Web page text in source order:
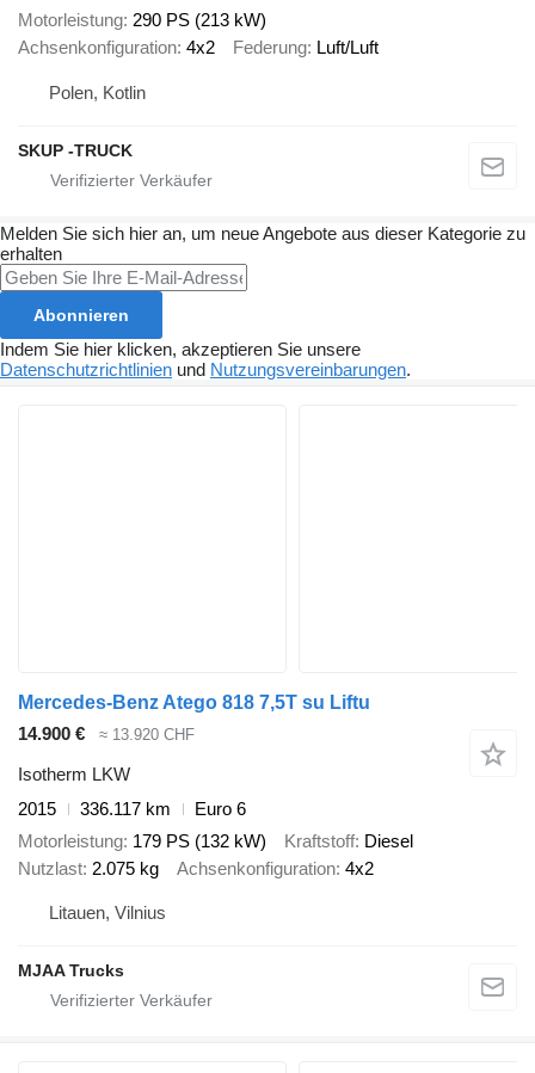
Motorleistung 290 PS (213 kW)
Achsenkonfiguration 4x2 Federung Luft/Luft
Polen, Kotlin
SKUP -TRUCK
Melden Sie sich hier an, um neue Angebote aus dieser Kategorie zu
erhalten
Abonnieren
Indem Sie hier klicken, akzeptieren Sie unsere
Datenschutzrichtlinien und Nutzungsvereinbarungen.
Mercedes-Benz Atego 818 7,5T su Liftu
14.900 €
≈ 13.920 CHF
Isotherm LKW
2015
336.117 km
Euro 6
Motorleistung 179 PS (132 kW) Kraftstoff Diesel
Nutzlast 2.075 kg Achsenkonfiguration 4x2
Litauen, Vilnius
MJAA Trucks